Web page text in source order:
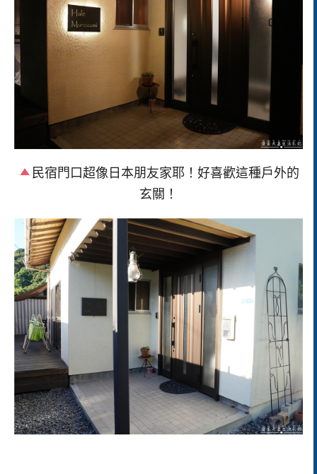
民宿門口超像日本朋友家耶！好喜歡這種戶外的
玄關！